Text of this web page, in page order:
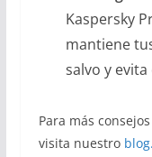
Kaspersky
mantiene
salvo y
Para más
visita nuestro blog.